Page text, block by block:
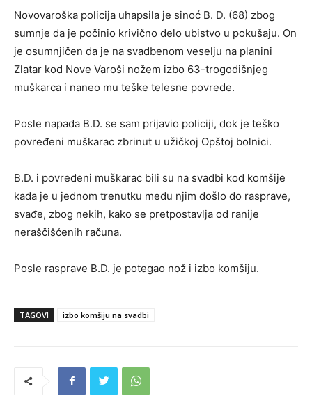
Novovaroška policija uhapsila je sinoć B. D. (68) zbog
sumnje da je počinio krivično delo ubistvo u pokušaju. On
je osumnjičen da je na svadbenom veselju na planini
Zlatar kod Nove Varoši nožem izbo 63-trogodišnjeg
muškarca i naneo mu teške telesne povrede.
Posle napada B.D. se sam prijavio policiji, dok je teško
povređeni muškarac zbrinut u užičkoj Opštoj bolnici.
B.D. i povređeni muškarac bili su na svadbi kod komšije
kada je u jednom trenutku među njim došlo do rasprave,
svađe, zbog nekih, kako se pretpostavlja od ranije
neraščišćenih računa.
Posle rasprave B.D. je potegao nož i izbo komšiju.
TAGOVI izbo komšiju na svadbi